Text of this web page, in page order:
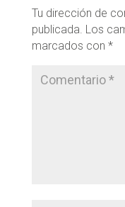
Tu dirección de
publicada. Los
marcados con *